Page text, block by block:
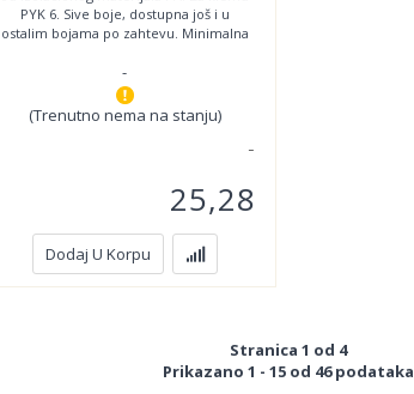
PYK 6. Sive boje, dostupna još i u
ostalim bojama po zahtevu. Minimalna
-
(Trenutno nema na stanju)
25,28
Dodaj U Korpu
Stranica 1 od 4
Prikazano 1 - 15 od 46 podataka